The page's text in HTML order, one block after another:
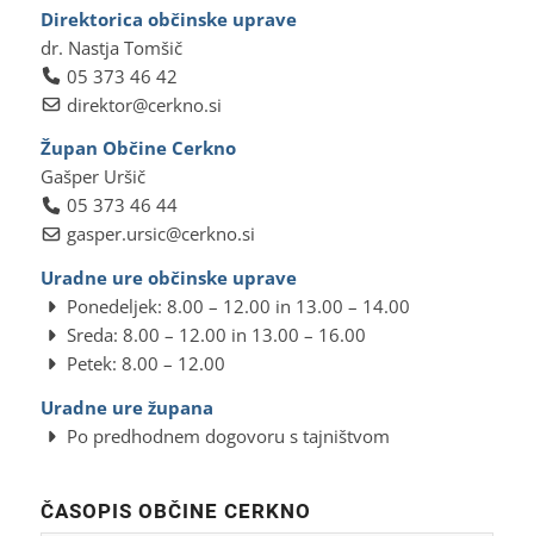
Direktorica občinske uprave
dr. Nastja Tomšič
05 373 46 42
direktor@cerkno.si
Župan Občine Cerkno
Gašper Uršič
05 373 46 44
gasper.ursic@cerkno.si
Uradne ure občinske uprave
Ponedeljek: 8.00 – 12.00 in 13.00 – 14.00
Sreda: 8.00 – 12.00 in 13.00 – 16.00
Petek: 8.00 – 12.00
Uradne ure župana
Po predhodnem dogovoru s tajništvom
ČASOPIS OBČINE CERKNO